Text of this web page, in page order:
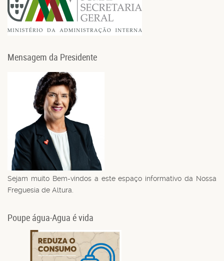
Mensagem da Presidente
Sejam muito Bem-vindos a este espaço informativo da Nossa
Freguesia de Altura.
Poupe água-Agua é vida